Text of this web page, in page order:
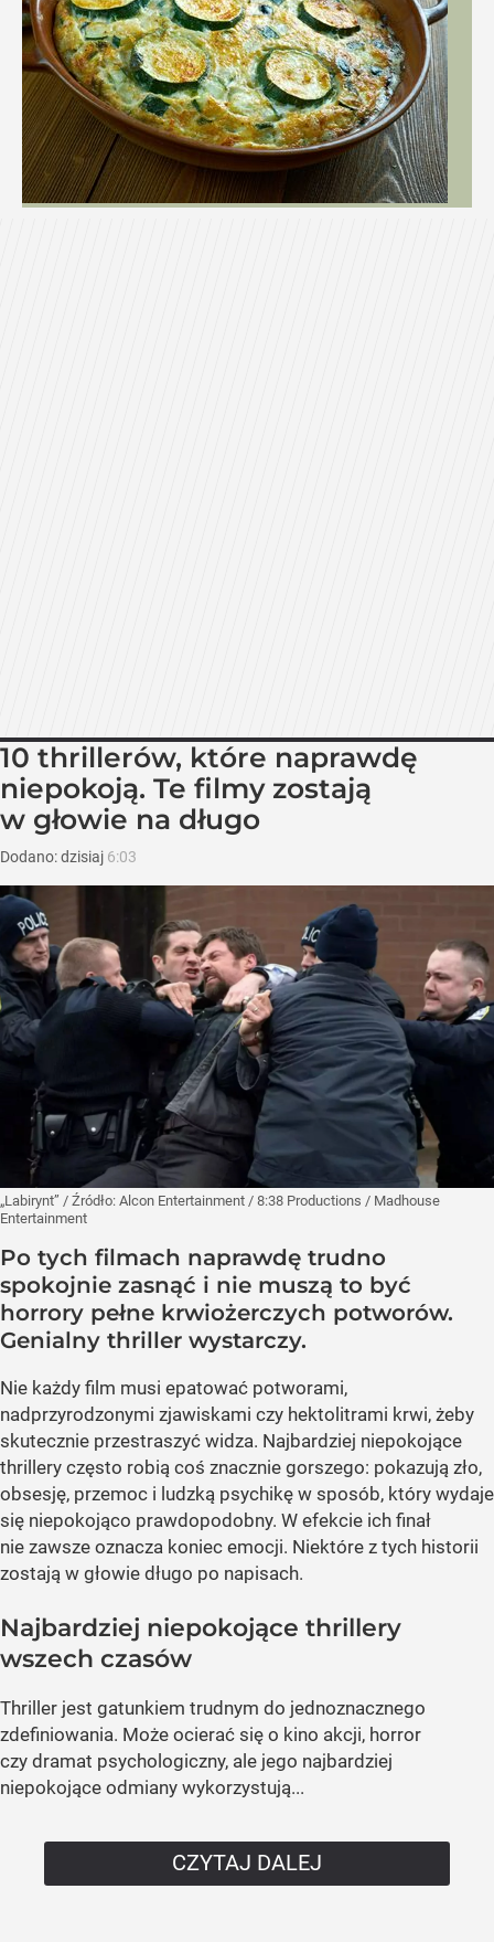
10 thrillerów, które naprawdę
niepokoją. Te filmy zostają
w głowie na długo
Dodano:dzisiaj 6:03
„Labirynt” / Źródło: Alcon Entertainment / 8:38 Productions / Madhouse
Entertainment
Po tych filmach naprawdę trudno
spokojnie zasnąć i nie muszą to być
horrory pełne krwiożerczych potworów.
Genialny thriller wystarczy.
Nie każdy film musi epatować potworami,
nadprzyrodzonymi zjawiskami czy hektolitrami krwi, żeby
skutecznie przestraszyć widza. Najbardziej niepokojące
thrillery często robią coś znacznie gorszego: pokazują zło,
obsesję, przemoc i ludzką psychikę w sposób, który wydaje
się niepokojąco prawdopodobny. W efekcie ich finał
nie zawsze oznacza koniec emocji. Niektóre z tych historii
zostają w głowie długo po napisach.
Najbardziej niepokojące thrillery
wszech czasów
Thriller jest gatunkiem trudnym do jednoznacznego
zdefiniowania. Może ocierać się o kino akcji, horror
czy dramat psychologiczny, ale jego najbardziej
niepokojące odmiany wykorzystują...
CZYTAJ DALEJ